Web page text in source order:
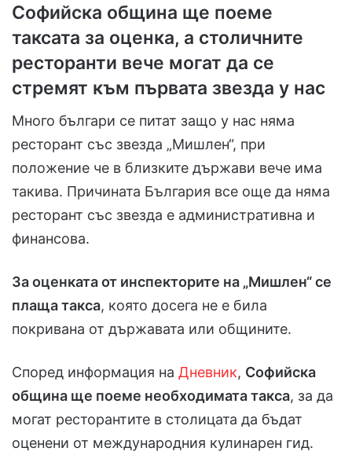
Софийска община ще поеме
таксата за оценка, а столичните
ресторанти вече могат да се
стремят към първата звезда у нас
Много българи се питат защо у нас няма
ресторант със звезда „Мишлен“, при
положение че в близките държави вече има
такива. Причината България все още да няма
ресторант със звезда е административна и
финансова.
За оценката от инспекторите на „Мишлен“ се
плаща такса, която досега не е била
покривана от държавата или общините.
Според информация на Дневник, Софийска
община ще поеме необходимата такса, за да
могат ресторантите в столицата да бъдат
оценени от международния кулинарен гид.